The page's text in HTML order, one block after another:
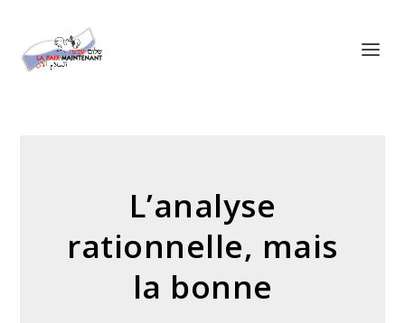
L’analyse
rationnelle, mais
la bonne